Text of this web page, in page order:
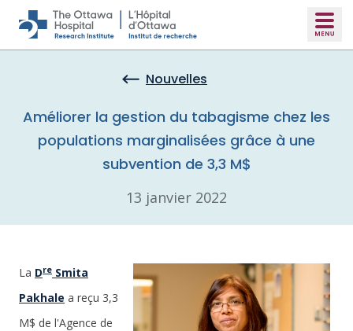
Skip to main content
Nouvelles
Améliorer la gestion du tabagisme chez les
populations marginalisées grâce à une
subvention de 3,3 M$
13 janvier 2022
La Dre Smita
Pakhale a reçu 3,3
M$ de l'Agence de